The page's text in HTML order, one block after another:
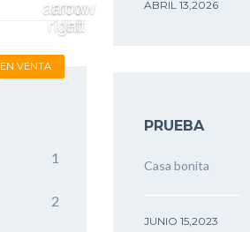
EN VENTA
1
2
ABRIL 13,2026
PRUEBA
Casa bonita
JUNIO 15,2023